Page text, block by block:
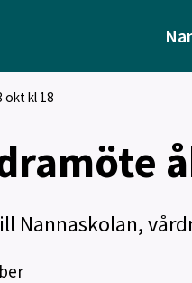
okt kl 18
Nannaskolan,